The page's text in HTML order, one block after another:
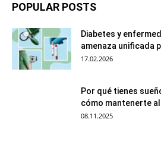
POPULAR POSTS
Diabetes y
amenaza unificada
17.02.2026
Por qué tienes
cómo mantenerte
08.11.2025